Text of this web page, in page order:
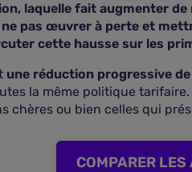
laquelle fait augmenter de
pas œuvrer à perte et
cette hausse sur les
une réduction progressive
la même politique
chères ou bien celles qui
COMPARER